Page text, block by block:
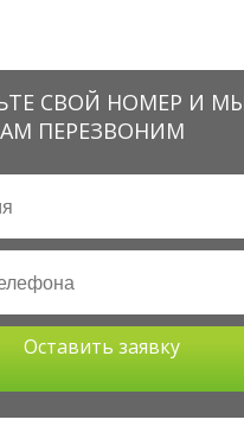
СВОЙ НОМЕР И
ПЕРЕЗВОНИМ
Оставить заявку